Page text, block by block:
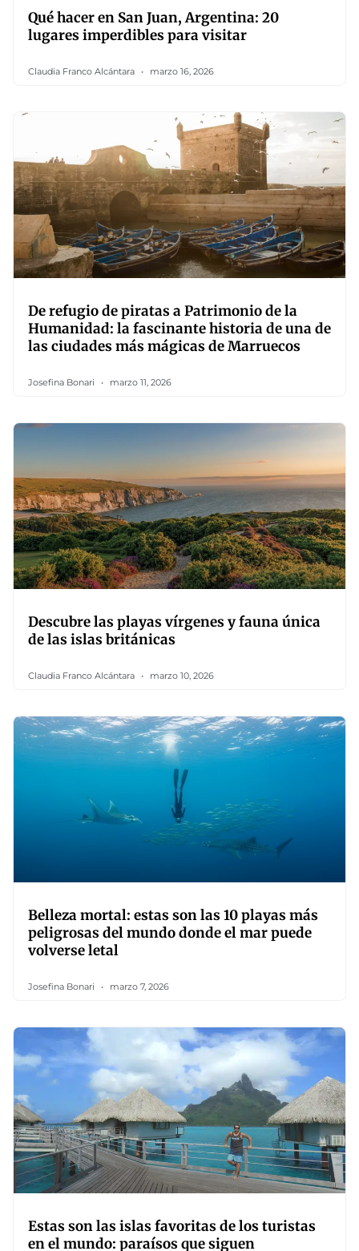
Qué hacer en San Juan, Argentina: 20
lugares imperdibles para visitar
Claudia Franco Alcántara marzo 16, 2026
De refugio de piratas a Patrimonio de la
Humanidad: la fascinante historia de una de
las ciudades más mágicas de Marruecos
Josefina Bonari marzo 11, 2026
Descubre las playas vírgenes y fauna única
de las islas británicas
Claudia Franco Alcántara marzo 10, 2026
Belleza mortal: estas son las 10 playas más
peligrosas del mundo donde el mar puede
volverse letal
Josefina Bonari marzo 7, 2026
Estas son las islas favoritas de los turistas
en el mundo: paraísos que siguen